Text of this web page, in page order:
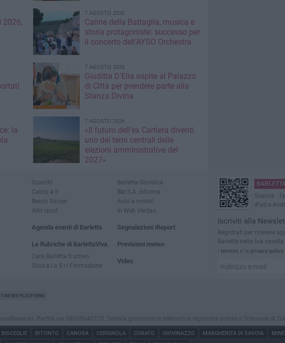
2026,
7 AGOSTO 2026
Canne della Battaglia, musica e
storia protagoniste: successo per
il concerto dell’AYSO Orchestra
7 AGOSTO 2026
Giuditta D’Elia ospite al Palazzo
di Città per prendere parte alla
Stanza Divina
la
7 AGOSTO 2026
«Il futuro dell'ex Cartiera diventi
uno dei temi centrali delle
elezioni amministrative del
2027»
Scacchi
Calcio a 5
Beach Soccer
Altri sport
Agenda eventi di Barletta
Le Rubriche di BarlettaViva
Cara Barletta ti scrivo
Sicur.a.l.a S.r.l Formazione
Barletta Giuridica
Bar.S.A. informa
Auto e motori
In Web Veritas
Segnalazioni iReport
Previsioni meteo
Video
Scarica
iPad e
Iscriviti alla
Registrati per ricevere
Barletta nella tua
i termini e la privacy policy
NEWS PLATFORM
srl. Partita iva 08059640725. Testata giornalistica telematica registrata presso il Tribunale di
BISCEGLIE BITONTO CANOSA CERIGNOLA CORATO GIOVINAZZO MARGHERITA DI SAVOIA